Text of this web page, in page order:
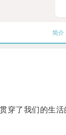
简介
了我们的生活